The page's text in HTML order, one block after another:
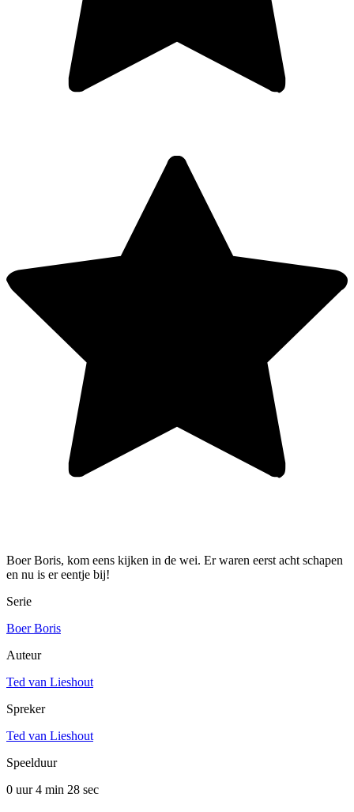
Boer Boris, kom eens kijken in de wei. Er waren eerst acht schapen
en nu is er eentje bij!
Serie
Boer Boris
Auteur
Ted van Lieshout
Spreker
Ted van Lieshout
Speelduur
0 uur 4 min 28 sec